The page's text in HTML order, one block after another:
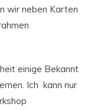
wir neben Karten
einige Bekannt
Ich kann nur